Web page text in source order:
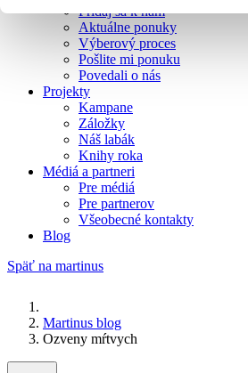
Pridaj sa k nám
Aktuálne ponuky
Výberový proces
Pošlite mi ponuku
Povedali o nás
Projekty
Kampane
Záložky
Náš labák
Knihy roka
Médiá a partneri
Pre médiá
Pre partnerov
Všeobecné kontakty
Blog
Späť na martinus
Martinus blog
Ozveny mŕtvych